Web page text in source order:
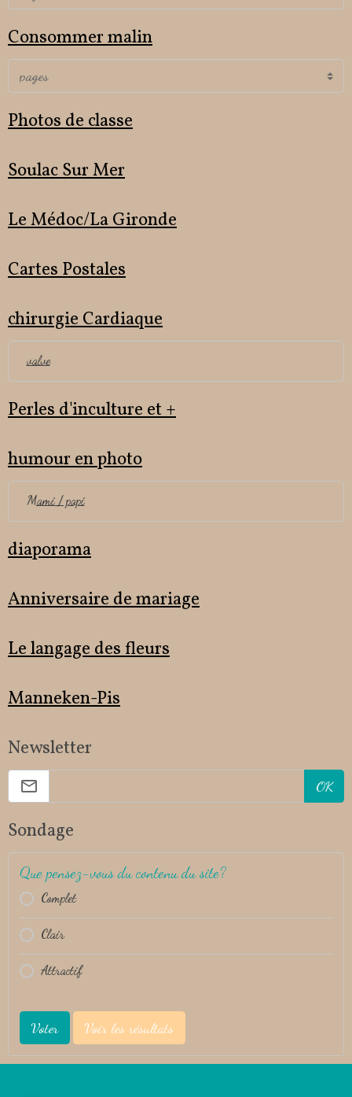
Consommer malin
Photos de classe
Soulac Sur Mer
Le Médoc/La Gironde
Cartes Postales
chirurgie Cardiaque
valve
Perles d'inculture et +
humour en photo
Mami / papi
diaporama
Anniversaire de mariage
Le langage des fleurs
Manneken-Pis
Newsletter
OK
Sondage
Que pensez-vous du contenu du site?
Complet
Clair
Attractif
Voter Voir les résultats